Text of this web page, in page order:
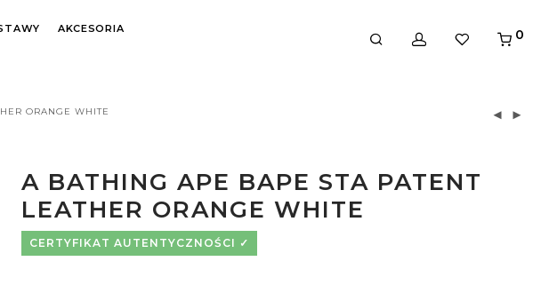
AKCESORIA 0
ORANGE WHITE
A BATHING APE BAPE STA PATENT
LEATHER ORANGE WHITE
CERTYFIKAT AUTENTYCZNOŚCI